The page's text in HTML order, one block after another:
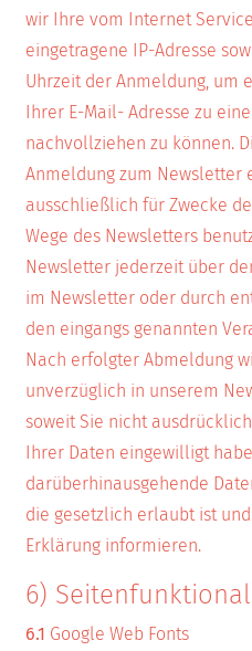
wir Ihre vom Internet
eingetragene IP-Adresse
Uhrzeit der Anmeldung, um
Ihrer E-Mail- Adresse zu
nachvollziehen zu können.
Anmeldung zum Newsletter
ausschließlich für Zwecke
Wege des Newsletters
Newsletter jederzeit über
im Newsletter oder durch
den eingangs genannten
Nach erfolgter Abmeldung
unverzüglich in unserem
soweit Sie nicht
Ihrer Daten eingewilligt
darüberhinausgehende
die gesetzlich erlaubt ist
Erklärung informieren.
6)
6.1 Google Web Fonts